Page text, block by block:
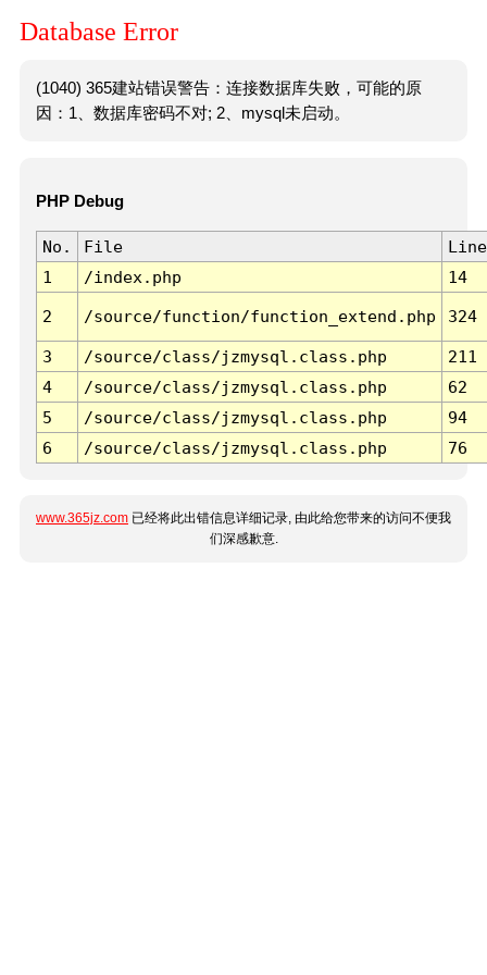
Database Error
(1040) 365建站错误警告：连接数据库失败，可能的原
因：1、数据库密码不对; 2、mysql未启动。
PHP Debug
No. File
Line
1
/index.php 14
2 /source/function/function_extend.php 324
3 /source/class/jzmysql.class.php
211
4
/source/class/jzmysql.class.php
62
5
/source/class/jzmysql.class.php
94
6
/source/class/jzmysql.class.php 76
www.365jz.com 已经将此出错信息详细记录, 由此给您带来的访问不便我
们深感歉意.